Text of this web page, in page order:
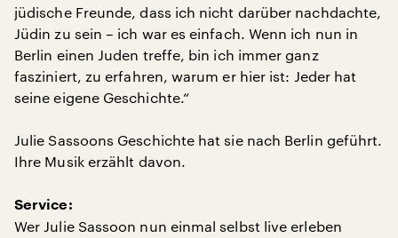
jüdische Freunde, dass ich nicht darüber nachdachte,
Jüdin zu sein – ich war es einfach. Wenn ich nun in
Berlin einen Juden treffe, bin ich immer ganz
fasziniert, zu erfahren, warum er hier ist: Jeder hat
seine eigene Geschichte.“
Julie Sassoons Geschichte hat sie nach Berlin geführt.
Ihre Musik erzählt davon.
Service:
Wer Julie Sassoon nun einmal selbst live erleben